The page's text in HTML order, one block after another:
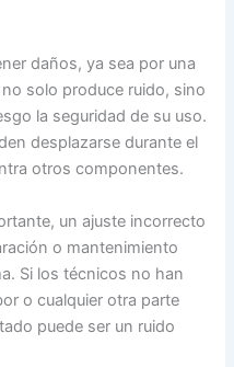
daños, ya sea por una
no solo produce ruido, sino
la seguridad de su uso.
desplazarse durante el
otros componentes.
un ajuste incorrecto
o mantenimiento
Si los técnicos no han
o cualquier otra parte
puede ser un ruido